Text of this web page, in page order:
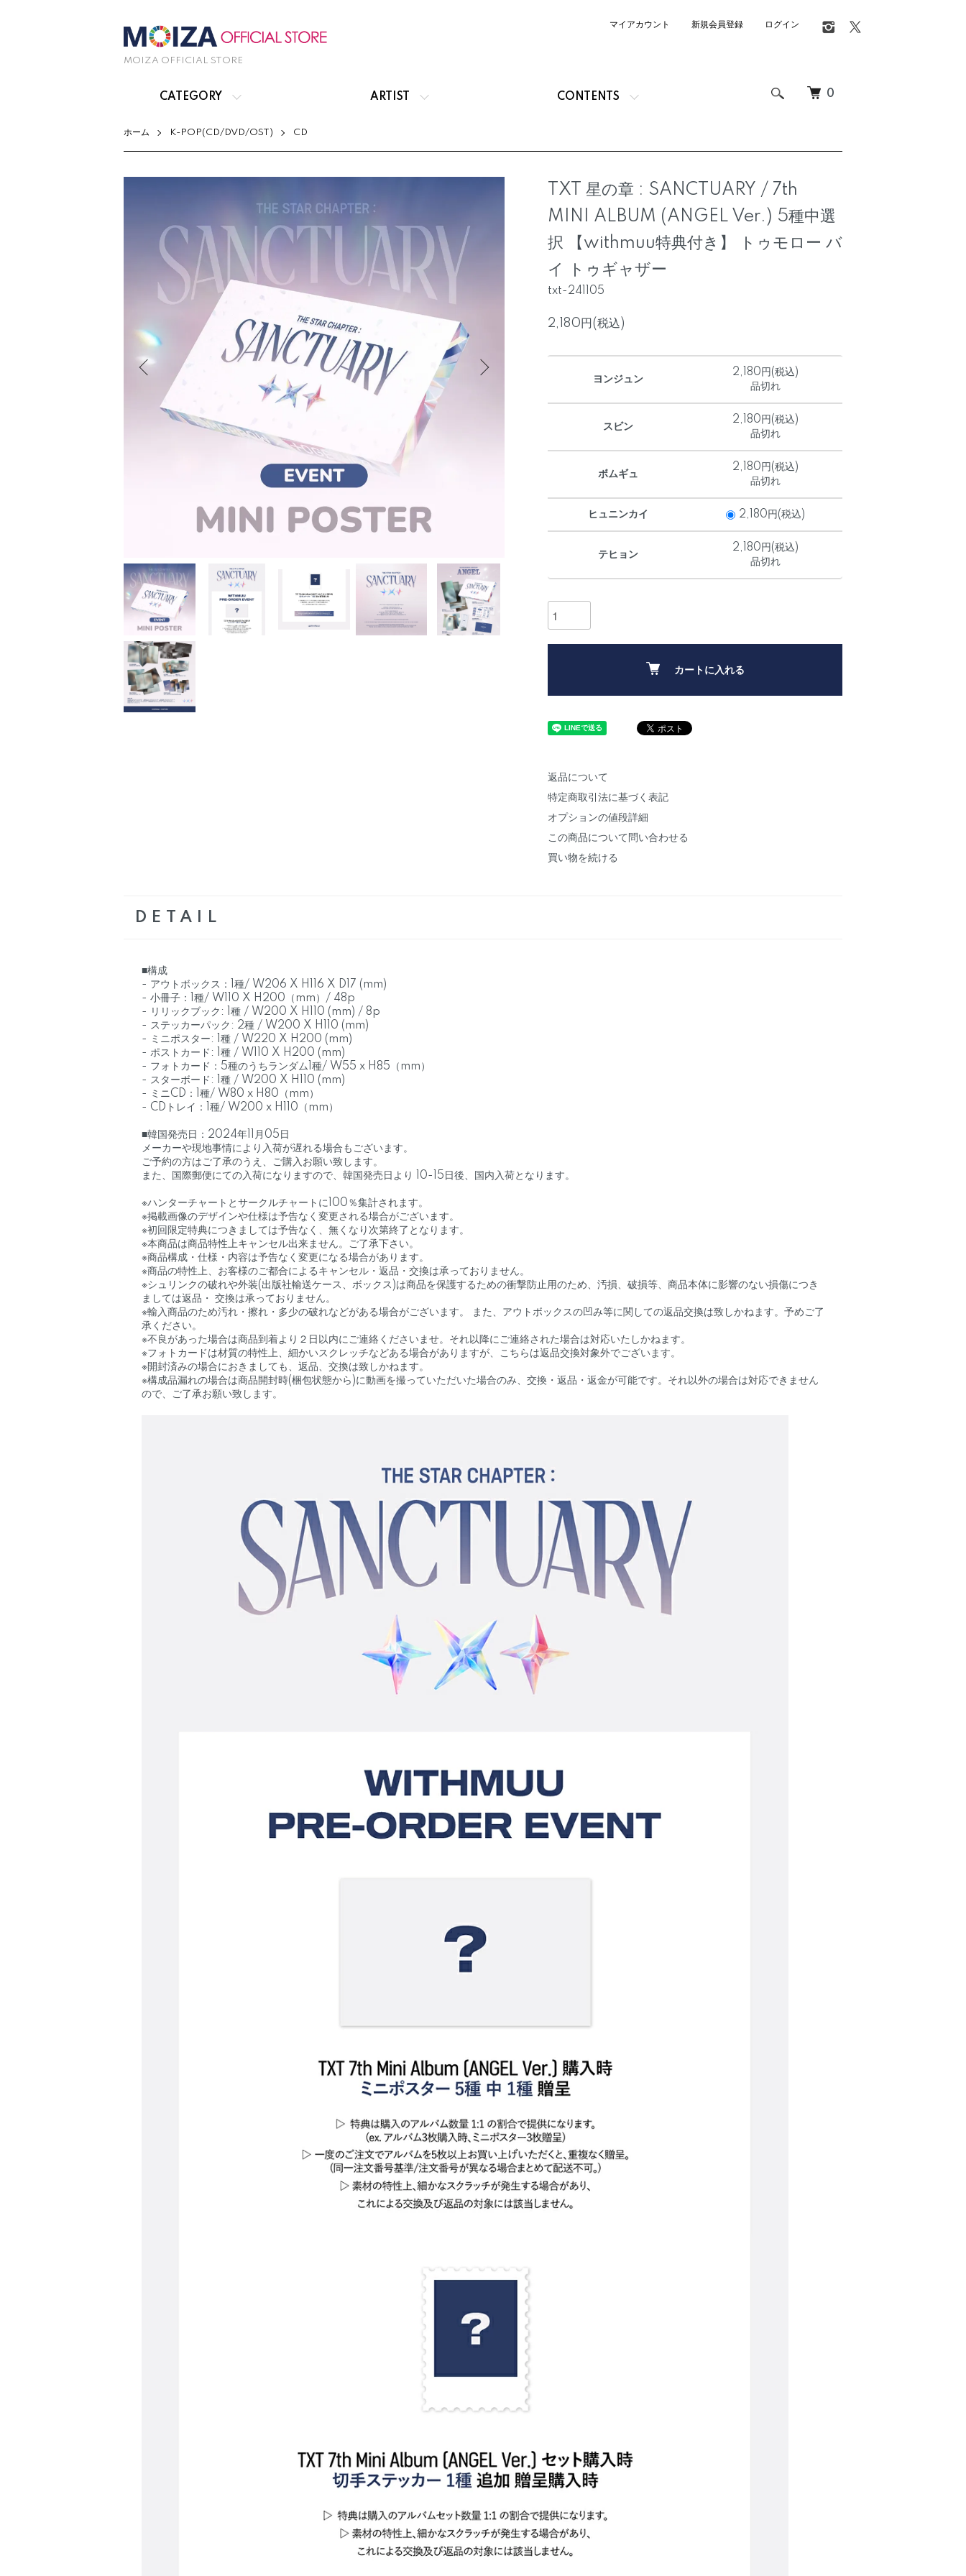
MOIZA OFFICIAL STORE
0
CATEGORY ARTIST CONTENTS
マイアカウント 新規会員登録 ログイン
ホーム K-POP(CD/DVD/OST) CD
TXT 星の章 : SANCTUARY / 7th
MINI ALBUM (ANGEL Ver.) 5種中選
択 【withmuu特典付き】 トゥモロー バ
イ トゥギャザー
txt-241105
2,180円(税込)
ヨンジュン
2,180円(税込)
品切れ
スビン
2,180円(税込)
品切れ
ボムギュ
2,180円(税込)
品切れ
ヒュニンカイ 2,180円(税込)
テヒョン
2,180円(税込)
品切れ
カートに入れる
返品について
特定商取引法に基づく表記
オプションの値段詳細
この商品について問い合わせる
買い物を続ける
DETAIL
■構成
- アウトボックス：1種/ W206 X H116 X D17 (mm)
- 小冊子：1種/ W110 X H200（mm）/ 48p
- リリックブック: 1種 / W200 X H110 (mm) / 8p
- ステッカーパック: 2種 / W200 X H110 (mm)
- ミニポスター: 1種 / W220 X H200 (mm)
- ポストカード: 1種 / W110 X H200 (mm)
- フォトカード：5種のうちランダム1種/ W55 x H85（mm）
- スターボード: 1種 / W200 X H110 (mm)
- ミニCD：1種/ W80 x H80（mm）
- CDトレイ：1種/ W200 x H110（mm）
■韓国発売日：2024年11月05日
メーカーや現地事情により入荷が遅れる場合もございます。
ご予約の方はご了承のうえ、ご購入お願い致します。
また、国際郵便にての入荷になりますので、韓国発売日より 10-15日後、国内入荷となります。
※ハンターチャートとサークルチャートに100％集計されます。
※掲載画像のデザインや仕様は予告なく変更される場合がございます。
※初回限定特典につきましては予告なく、無くなり次第終了となります。
※本商品は商品特性上キャンセル出来ません。ご了承下さい。
※商品構成・仕様・内容は予告なく変更になる場合があります。
※商品の特性上、お客様のご都合によるキャンセル・返品・交換は承っておりません。
※シュリンクの破れや外装(出版社輸送ケース、ボックス)は商品を保護するための衝撃防止用のため、汚損、破損等、商品本体に影響のない損傷につき
ましては返品・ 交換は承っておりません。
※輸入商品のため汚れ・擦れ・多少の破れなどがある場合がございます。 また、アウトボックスの凹み等に関しての返品交換は致しかねます。予めご了
承ください。
※不良があった場合は商品到着より２日以内にご連絡くださいませ。それ以降にご連絡された場合は対応いたしかねます。
※フォトカードは材質の特性上、細かいスクレッチなどある場合がありますが、こちらは返品交換対象外でございます。
※開封済みの場合におきましても、返品、交換は致しかねます。
※構成品漏れの場合は商品開封時(梱包状態から)に動画を撮っていただいた場合のみ、交換・返品・返金が可能です。それ以外の場合は対応できません
ので、ご了承お願い致します。